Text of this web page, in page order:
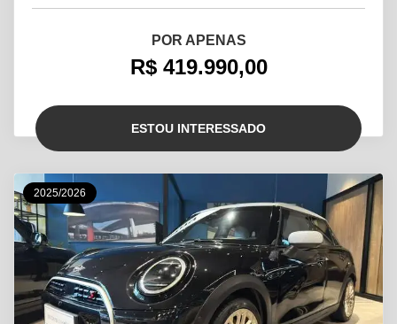
POR APENAS
R$ 419.990,00
ESTOU INTERESSADO
2025/2026